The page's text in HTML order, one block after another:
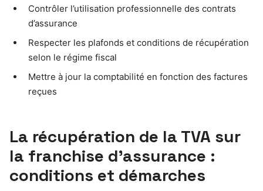
Contrôler l’utilisation professionnelle des contrats
d’assurance
Respecter les plafonds et conditions de récupération
selon le régime fiscal
Mettre à jour la comptabilité en fonction des factures
reçues
La récupération de la TVA sur
la franchise d’assurance :
conditions et démarches